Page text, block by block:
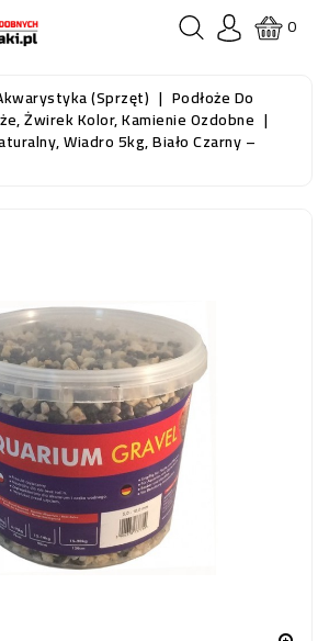
0
(sprzęt) Podłoże Do
Żwirek Kolor, Kamienie Ozdobne
Wiadro 5kg, Biało Czarny –